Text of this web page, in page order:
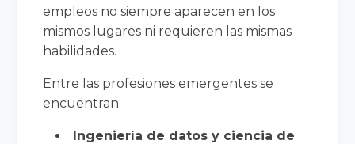
empleos no siempre aparecen en los
mismos lugares ni requieren las mismas
habilidades.
Entre las profesiones emergentes se
encuentran:
Ingeniería de datos y ciencia de